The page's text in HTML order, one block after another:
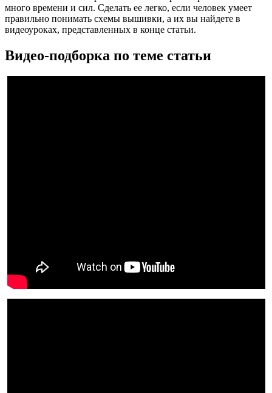
много времени и сил. Сделать ее легко, если человек умеет
правильно понимать схемы вышивки, а их вы найдете в
видеоуроках, представленных в конце статьи.
Видео-подборка по теме статьи